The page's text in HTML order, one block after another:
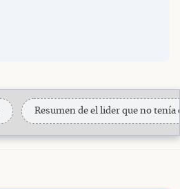
Resumen de el lider que no tenía